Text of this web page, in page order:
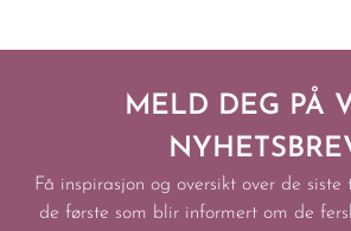
MELD DEG PÅ
Få inspirasjon og oversikt over de siste
de første som blir informert om de